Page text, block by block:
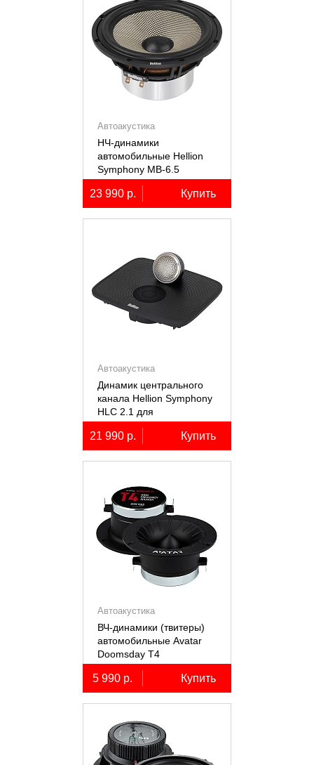
Автоакустика
НЧ-динамики
автомобильные Hellion
Symphony MB-6.5
23 990 р. Купить
Автоакустика
Динамик центрального
канала Hellion Symphony
HLC 2.1 для
автомобилей Lixiang Li-
7/8/9
21 990 р. Купить
Автоакустика
ВЧ-динамики (твитеры)
автомобильные Avatar
Doomsday Т4
5 990 р. Купить